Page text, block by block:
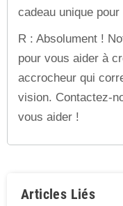
cadeau unique
R : Absolument !
pour vous aider à
accrocheur qui
vision. Contactez-
vous aider !
Articles Liés